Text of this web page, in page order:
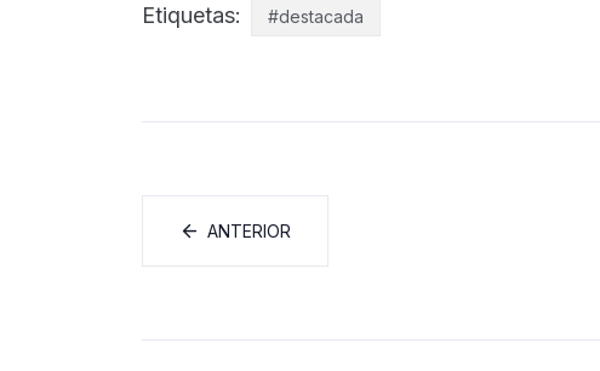
Etiquetas: #destacada
ANTERIOR